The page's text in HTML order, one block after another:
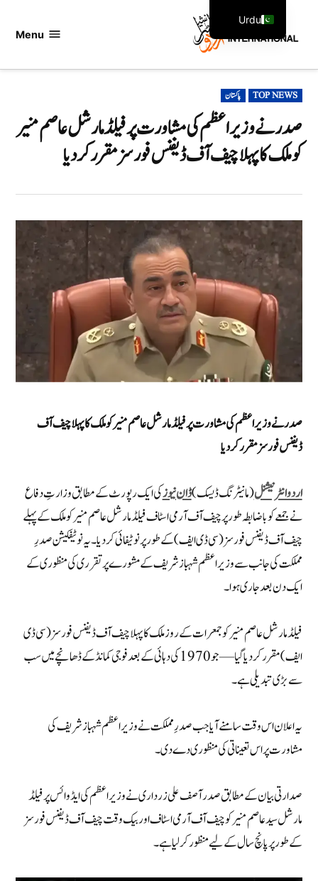
Menu
POSTED
IN
TOP NEWS پاکستان
صدر نے وزیراعظم کی مشاورت پر فیلڈ مارشل عاصم منیر
کو ملک کا پہلا چیف آف ڈیفنس فورسز مقرر کر دیا
صدر نے وزیراعظم کی مشاورت پر فیلڈ مارشل عاصم منیر کو ملک کا پہلا چیف آف
ڈیفنس فورسز مقرر کر دیا
اردو انٹرنیشنل(مانیٹرنگ ڈیسک)ڈان نیوزکی ایک رپورٹ کے مطابق وزارتِ دفاع
نے جمعے کو باضابطہ طور پر چیف آف آرمی اسٹاف فیلڈ مارشل عاصم منیر کو ملک کے پہلے
چیف آف ڈیفنس فورسز (سی ڈی ایف)کے طور پر نوٹیفائی کردیا۔ یہ نوٹیفکیشن صدرِ
مملکت کی جانب سے وزیراعظم شہباز شریف کے مشورے پر تقرری کی منظوری کے
ایک دن بعد جاری ہوا۔
فیلڈ مارشل عاصم منیر کو جمعرات کے روز ملک کا پہلا چیف آف ڈیفنس فورسز (سی ڈی
ایف) مقرر کر دیا گیا — جو 1970 کی دہائی کے بعد فوجی کمانڈ کے ڈھانچے میں سب
سے بڑی تبدیلی ہے۔
یہ اعلان اس وقت سامنے آیا جب صدرِ مملکت نے وزیراعظم شہباز شریف کی
مشاورت پر اس تعیناتی کی منظوری دے دی۔
صدارتی بیان کے مطابق صدر آصف علی زرداری نے وزیراعظم کی ایڈوائس پر فیلڈ
مارشل سید عاصم منیر کو چیف آف آرمی اسٹاف اور بیکوقت چیف آف ڈیفنس فورسز
کے طور پر پانچ سال کے لیے منظور کر لیا ہے۔
Urdu
English